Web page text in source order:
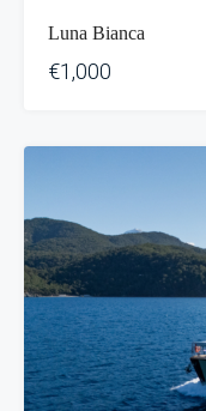
Luna Bianca
€1,000